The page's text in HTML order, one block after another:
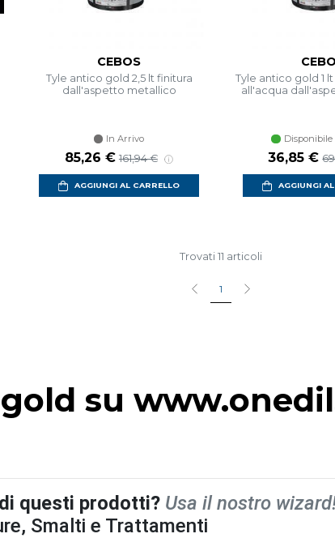
CEBOS
Tyle antico gold 2,5 lt finitura
dall'aspetto metallico
In Arrivo
Prezzo scontato
85,26 € Prezzo di listino
161,94 €
AGGIUNGI AL CARRELLO
Tyle antico gold 1
all'acqua
Disponibile
Prezzo
36,85 €
AGGIUNGI
Trovati 11 articoli
1
su
questi prodotti? Usa il nostro
Smalti e Trattamenti